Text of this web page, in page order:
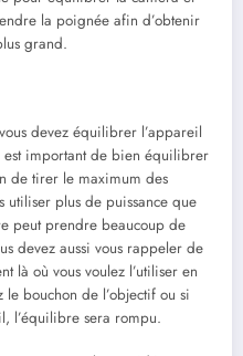
la poignée afin d’obtenir
grand.
devez équilibrer l’appareil
important de bien équilibrer
de tirer le maximum des
utiliser plus de puissance que
peut prendre beaucoup de
devez aussi vous rappeler de
là où vous voulez l’utiliser en
bouchon de l’objectif ou si
l’équilibre sera rompu.